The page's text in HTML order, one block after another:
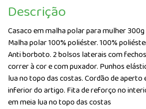
Personalizado
Descrição
Casaco em malha polar para mulher
Malha polar 100% poliéster. 100%
Anti borboto. 2 bolsos laterais com
correr à cor e com puxador. Punhos
lua no topo das costas. Cordão de
inferior do artigo. Fita de reforço no
em meia lua no topo das costas